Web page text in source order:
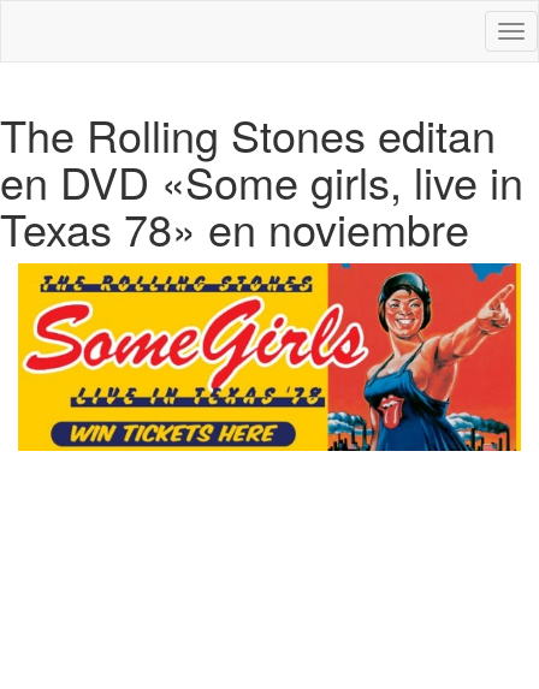
The Rolling Stones editan
en DVD «Some girls, live in
Texas 78» en noviembre